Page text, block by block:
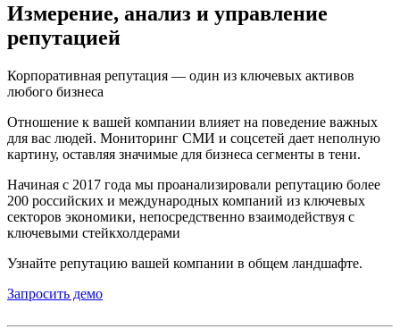
Измерение, анализ и управление
репутацией
Корпоративная репутация — один из ключевых активов
любого бизнеса
Отношение к вашей компании влияет на поведение важных
для вас людей. Мониторинг СМИ и соцсетей дает неполную
картину, оставляя значимые для бизнеса сегменты в тени.
Начиная с 2017 года мы проанализировали репутацию более
200 российских и международных компаний из ключевых
секторов экономики, непосредственно взаимодействуя с
ключевыми стейкхолдерами
Узнайте репутацию вашей компании в общем ландшафте.
Запросить демо